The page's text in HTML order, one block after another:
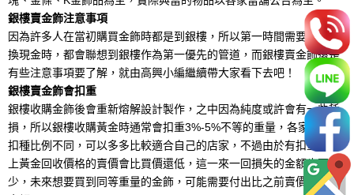
銀樓賣金飾注意事項
因為許多人在當初購買金飾時都是到銀樓，所以第一時間需要以黃金
換現金時，都會聯想到銀樓作為第一優先的管道，而銀樓賣金飾還是
有些注意事項要了解，就由高興小編繼續帶大家看下去吧！
銀樓賣金飾會扣重
銀樓收購金飾後會重新熔解設計製作，之中因為純度或許會有一些耗
損，所以銀樓收購黃金時通常會扣重3%-5%不等的重量，各家銀樓的
扣種比例不同，可以多多比較適合自己的店家，不過由於有扣重，加
上黃金回收價格的賣價會比買價還低，這一來一回損失的金額也不
少，未來想要買到同等重量的金飾，可能需要付出比之前賣價更多的